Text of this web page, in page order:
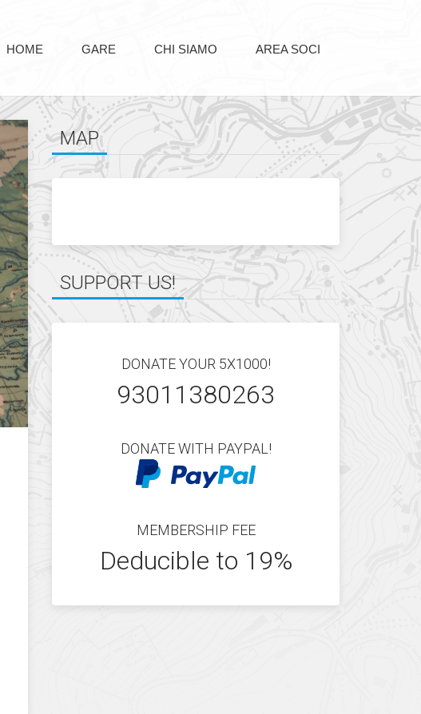
HOME GARE CHI SIAMO AREA SOCI
MAP
SUPPORT US!
DONATE YOUR 5X1000!
93011380263
DONATE WITH PAYPAL!
MEMBERSHIP FEE
Deducible to 19%